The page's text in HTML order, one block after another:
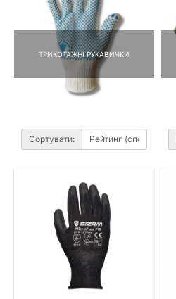
ТРИКОТАЖНІ РУКАВИЧКИ
Сортувати: